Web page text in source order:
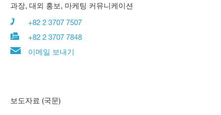
과장, 대외 홍보, 마케팅 커뮤니케이션
+82 2 3707 7507
+82 2 3707 7848
이메일 보내기
보도자료 (국문)